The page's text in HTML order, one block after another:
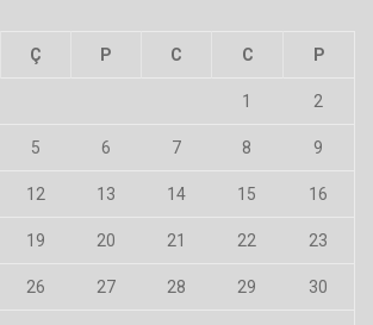
Ç P C C P
1 2
5 6 7 8 9
12 13 14 15 16
19 20 21 22 23
26 27 28 29 30